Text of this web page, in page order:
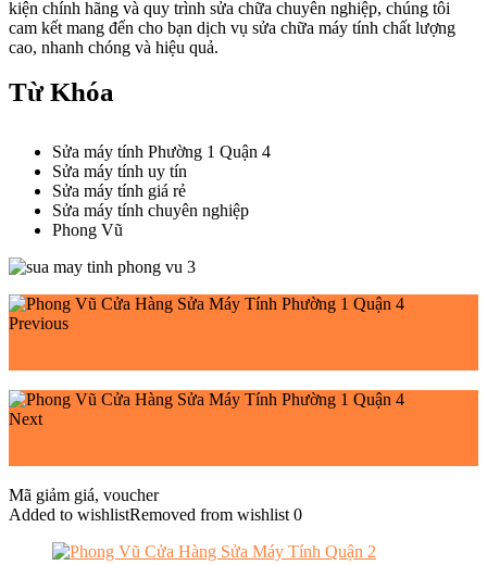
kiện chính hãng và quy trình sửa chữa chuyên nghiệp, chúng tôi
cam kết mang đến cho bạn dịch vụ sửa chữa máy tính chất lượng
cao, nhanh chóng và hiệu quả.
Từ Khóa
Sửa máy tính Phường 1 Quận 4
Sửa máy tính uy tín
Sửa máy tính giá rẻ
Sửa máy tính chuyên nghiệp
Phong Vũ
Previous
Next
Mã giảm giá, voucher
Added to wishlistRemoved from wishlist 0